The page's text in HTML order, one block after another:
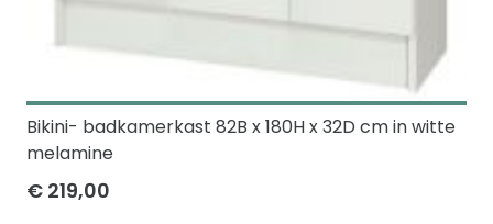
Bikini- badkamerkast 82B x 180H x 32D cm in witte
melamine
€ 219,00